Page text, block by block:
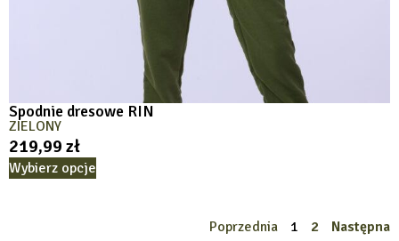
Spodnie dresowe RIN
ZIELONY
219,99 zł
Wybierz opcje
Poprzednia 1 2 Następna